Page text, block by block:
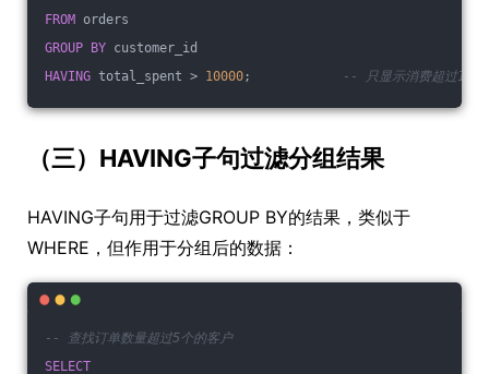
FROM orders
GROUP
BY customer_id
HAVING total_spent > 10000; -- 只显示消费超过1万
（三）HAVING子句过滤分组结果
HAVING子句用于过滤GROUP BY的结果，类似于
WHERE，但作用于分组后的数据：
-- 查找订单数量超过5个的客户
SELECT